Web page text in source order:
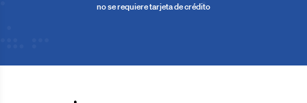
no se requiere tarjeta de crédito